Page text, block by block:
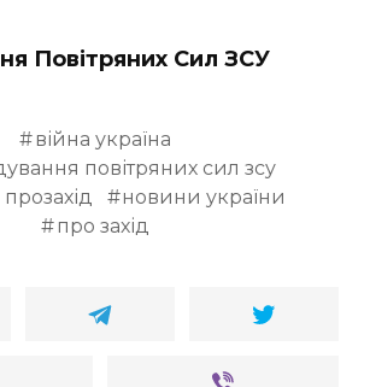
Повітряних Сил ЗСУ
війна україна
повітряних сил зсу
новини україни
про захід